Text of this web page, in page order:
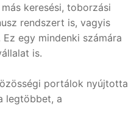
keresési, toborzási
rendszert is, vagyis
egy mindenki számára
is.
portálok nyújtotta
legtöbbet, a